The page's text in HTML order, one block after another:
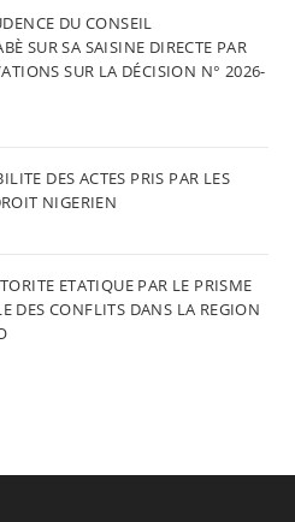
DU CONSEIL
SUR SA SAISINE DIRECTE PAR
SUR LA DÉCISION N° 2026-
DES ACTES PRIS PAR LES
NIGERIEN
ETATIQUE PAR LE PRISME
DES CONFLITS DANS LA REGION